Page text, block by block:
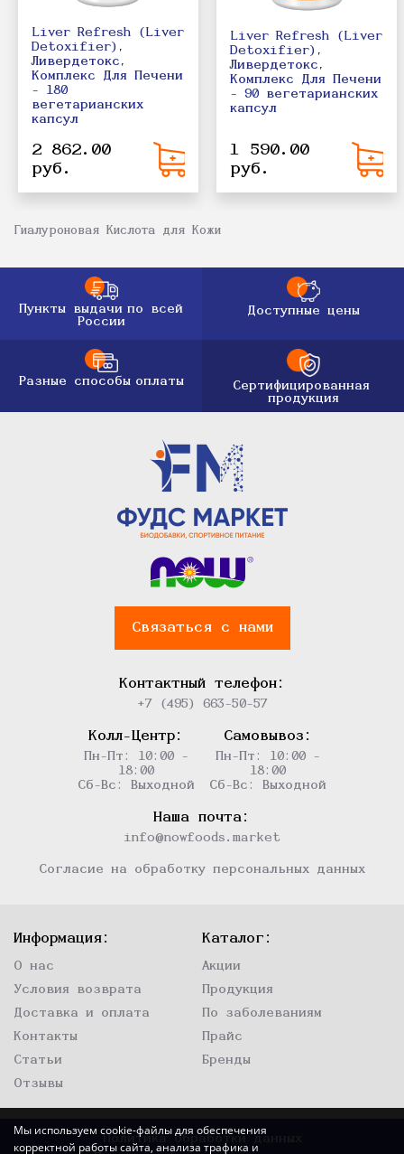
Liver Refresh (Liver
Detoxifier),
Ливердетокс,
Комплекс Для Печени
- 180
вегетарианских
капсул
2 862.00
руб.
Liver Refresh (Liver
Detoxifier),
Ливердетокс,
Комплекс Для Печени
- 90 вегетарианских
капсул
1 590.00
руб.
Гиалуроновая Кислота для Кожи
Пункты выдачи по всей
России
Доступные цены
Разные способы оплаты
Сертифицированная
продукция
Связаться с нами
Контактный телефон:
+7 (495) 663-50-57
Колл-Центр:
Пн-Пт: 10:00 -
18:00
Сб-Вс: Выходной
Самовывоз:
Пн-Пт: 10:00 -
18:00
Сб-Вс: Выходной
Наша почта:
info@nowfoods.market
Согласие на обработку персональных данных
Информация:
О нас
Условия возврата
Доставка и оплата
Контакты
Статьи
Отзывы
Каталог:
Акции
Продукция
По заболеваниям
Прайс
Бренды
Политика обработки данных
Мы используем cookie-файлы для обеспечения
корректной работы сайта, анализа трафика и